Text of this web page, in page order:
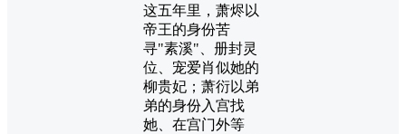
这五年里，萧烬以
帝王的身份苦
寻"素溪"、册封灵
位、宠爱肖似她的
柳贵妃；萧衍以弟
弟的身份入宫找
她、在宫门外等